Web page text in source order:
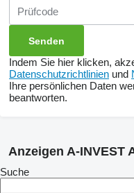
Indem Sie hier klicken,
Datenschutzrichtlinien und
Ihre persönlichen Daten
beantworten.
Anzeigen A-INVEST
Suche